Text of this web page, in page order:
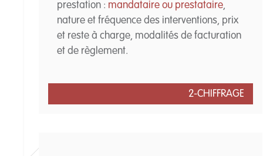
prestation : mandataire ou prestataire,
nature et fréquence des interventions, prix
et reste à charge, modalités de facturation
et de règlement.
2-CHIFFRAGE